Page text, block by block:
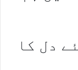
دل کا